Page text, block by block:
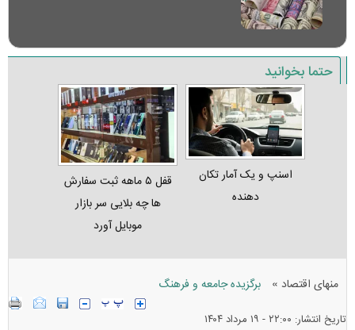
حتما بخوانید
اسنپ و یک آمار تکان‌
دهنده
قفل ۵ ماهه ثبت‌ سفارش‌
ها چه بلایی سر بازار
موبایل آورد
منهای اقتصاد » برگزیده جامعه و فرهنگ
تاریخ انتشار: ۲۲:۰۰ - ۱۹ مرداد ۱۴۰۴